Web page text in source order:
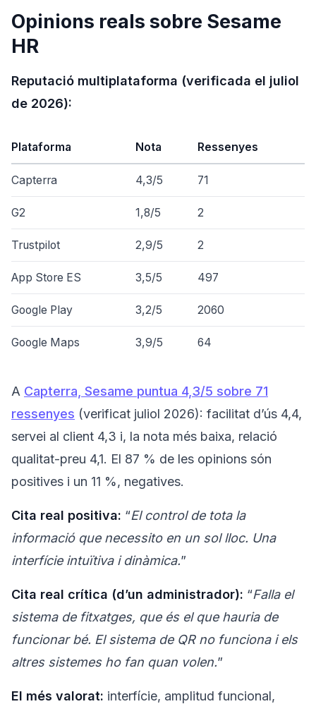
Opinions reals sobre Sesame
HR
Reputació multiplataforma (verificada el juliol
de 2026):
Plataforma Nota Ressenyes
Capterra 4,3/5 71
G2 1,8/5 2
Trustpilot 2,9/5 2
App Store ES 3,5/5 497
Google Play 3,2/5 2060
Google Maps 3,9/5 64
A Capterra, Sesame puntua 4,3/5 sobre 71
ressenyes (verificat juliol 2026): facilitat d’ús 4,4,
servei al client 4,3 i, la nota més baixa, relació
qualitat-preu 4,1. El 87 % de les opinions són
positives i un 11 %, negatives.
Cita real positiva: “El control de tota la
informació que necessito en un sol lloc. Una
interfície intuïtiva i dinàmica.”
Cita real crítica (d’un administrador): “Falla el
sistema de fitxatges, que és el que hauria de
funcionar bé. El sistema de QR no funciona i els
altres sistemes ho fan quan volen.”
El més valorat: interfície, amplitud funcional,